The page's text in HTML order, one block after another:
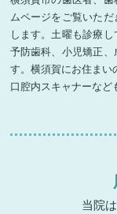
ムページをご覧いた
します。土曜も診療
予防歯科、小児矯正
す。横須賀にお住まい
口腔内スキャナーなど
当院